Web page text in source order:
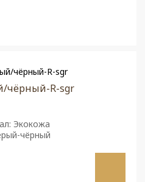
чёрный-R-sgr
Экокожа
чёрный